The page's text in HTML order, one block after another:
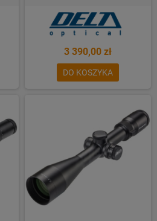
3 390,00 zł
DO KOSZYKA